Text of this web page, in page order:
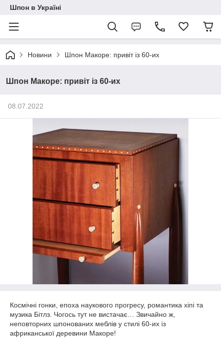
Шпон в Україні
Новини Шпон Макоре: привіт із 60-их
Шпон Макоре: привіт із 60-их
08.07.2022
Космічні гонки, епоха наукового прогресу, романтика хіпі та
музика Бітлз. Чогось тут не вистачає… Звичайно ж,
неповторних шпонованих меблів у стилі 60-их із
африканської деревини Макоре!